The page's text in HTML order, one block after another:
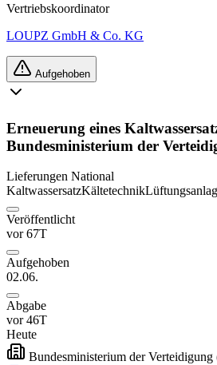
Vertriebskoordinator
LOUPZ GmbH & Co. KG
Aufgehoben
Erneuerung eines
Bundesministerium der
Lieferungen National
KaltwassersatzKältetechnik
Veröffentlicht
vor 67T
Aufgehoben
02.06.
Abgabe
vor 46T
Heute
Bundesministerium der Verteidigung